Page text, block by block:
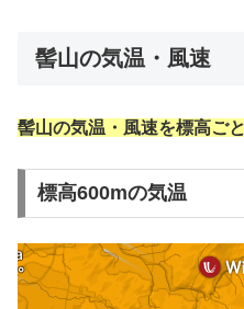
髻山の気温・風速
髻山の気温・風速を標高ご
標高600mの気温